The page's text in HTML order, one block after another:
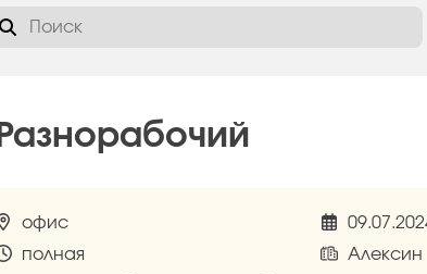
Разнорабочий
офис
полная
Алексин